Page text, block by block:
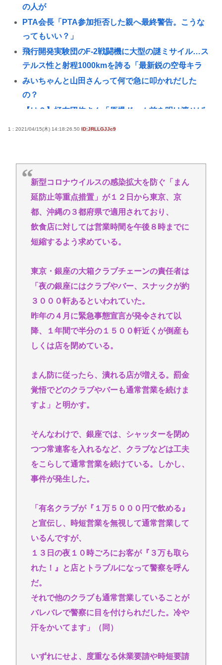
の人が
PTA会長「PTA参加拒否した親へ最終警告。こうな
ってもいい？」
飛行開発実験団のF-2戦闘機に大型の謎ミサイル…ス
テルス性と射程1000kmを誇る「最新鋭の空母キラ
みいちゃんと山田さんって何で急に叩かれだした
の？
【は？】極左団体さん「原爆ドーム前を明け渡せば
飯塚幸三って人の時の騒ぎ酷かったな。微罪で逃亡
の恐れがないなら逮捕されないって常識も知らんし
【悲報】日本さん、いよいよ本格的に壊れるwww
JAWSを超えるパニック映画あるんか？
トルコ、イラン、パキスタンの大同盟成立で、中東
で孤立するイランは滅亡不可避な情勢へwww
は必殺「人種差別ガー」で反撃
弁護士「オタクの献血は『女性の体内に自分の体液
を入れる』のが目的。場合によっては不同意性交罪
に当たる」
堀大輔さん、寝る間も惜しんでレスバ祭りwww
1 : 2021/04/15(木) 14:18:26.50 ID:JRLLGJJc9
新型コロナウイルスの感染拡大を防ぐ「まん
延防止等重点措置」が１２日から東京、京
都、沖縄の３都府県で適用されており、
飲食店に対しては営業時間を午後８時までに
短縮するよう求めている。
東京・銀座の大箱クラブチェーンの責任者は
「夜の銀座にはクラブやバー、スナックが約
３０００軒あるといわれていた。
昨年の４月に緊急事態宣言が発令されて以
降、１年間で半分の１５００軒近くが倒産も
しくは店を閉めている。
まん防に従ったら、潰れる店が増える。罰金
覚悟でどのクラブやバーも通常営業を続けま
すよ」と明かす。
そんなわけで、銀座では、シャッターを閉め
つつ常連客を入れるなど、クラブなどは工夫
をこらして通常営業を続けている。しかし、
事件が発生した。
「有名クラブが『１万５０００円で飲める』
と宣伝し、時短営業を無視して通常営業して
いるんですが、
１３日の夜１０時ごろにお客が『３万も取ら
れた！』と店とトラブルになって警察を呼ん
だ。
それで他のクラブも通常営業していることが
バレバレで警察に目を付けられだした。冷や
汗をかいてます」（同）
いずれにせよ、度重なる休業要請や時短要請